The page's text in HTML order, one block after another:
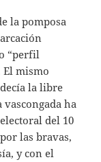
la pomposa
“perfil
mismo
la libre
ha
del 10
las bravas,
y con el